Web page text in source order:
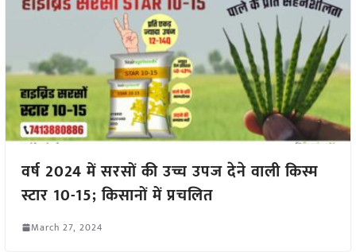
वर्ष 2024 में सरसों की उच्च उपज देने वाली किस्म
स्टार 10-15; किसानों में प्रचलित
March 27, 2024